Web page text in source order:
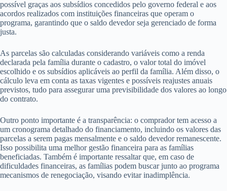
possível graças aos subsídios concedidos pelo governo federal e aos
acordos realizados com instituições financeiras que operam o
programa, garantindo que o saldo devedor seja gerenciado de forma
justa.
As parcelas são calculadas considerando variáveis como a renda
declarada pela família durante o cadastro, o valor total do imóvel
escolhido e os subsídios aplicáveis ao perfil da família. Além disso, o
cálculo leva em conta as taxas vigentes e possíveis reajustes anuais
previstos, tudo para assegurar uma previsibilidade dos valores ao longo
do contrato.
Outro ponto importante é a transparência: o comprador tem acesso a
um cronograma detalhado do financiamento, incluindo os valores das
parcelas a serem pagas mensalmente e o saldo devedor remanescente.
Isso possibilita uma melhor gestão financeira para as famílias
beneficiadas. Também é importante ressaltar que, em caso de
dificuldades financeiras, as famílias podem buscar junto ao programa
mecanismos de renegociação, visando evitar inadimplência.